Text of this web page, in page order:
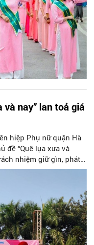
và nay” lan toả giá
hiệp Phụ nữ quận Hà
đề “Quê lụa xưa và
nhiệm giữ gìn, phát
cán bộ, hội viên, phụ